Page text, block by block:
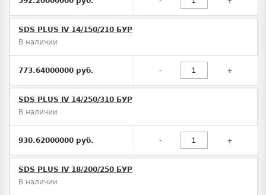
SDS PLUS IV 14/150/210 БУР
В наличии
773.64000000 руб. - +
SDS PLUS IV 14/250/310 БУР
В наличии
930.62000000 руб. - +
SDS PLUS IV 18/200/250 БУР
В наличии